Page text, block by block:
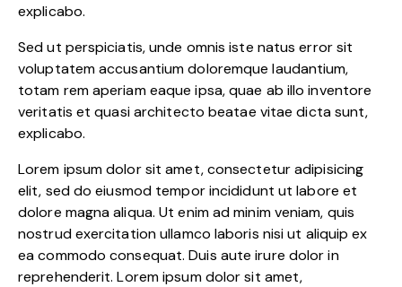
explicabo.
Sed ut perspiciatis, unde omnis iste natus error sit
voluptatem accusantium doloremque laudantium,
totam rem aperiam eaque ipsa, quae ab illo inventore
veritatis et quasi architecto beatae vitae dicta sunt,
explicabo.
Lorem ipsum dolor sit amet, consectetur adipisicing
elit, sed do eiusmod tempor incididunt ut labore et
dolore magna aliqua. Ut enim ad minim veniam, quis
nostrud exercitation ullamco laboris nisi ut aliquip ex
ea commodo consequat. Duis aute irure dolor in
reprehenderit. Lorem ipsum dolor sit amet,